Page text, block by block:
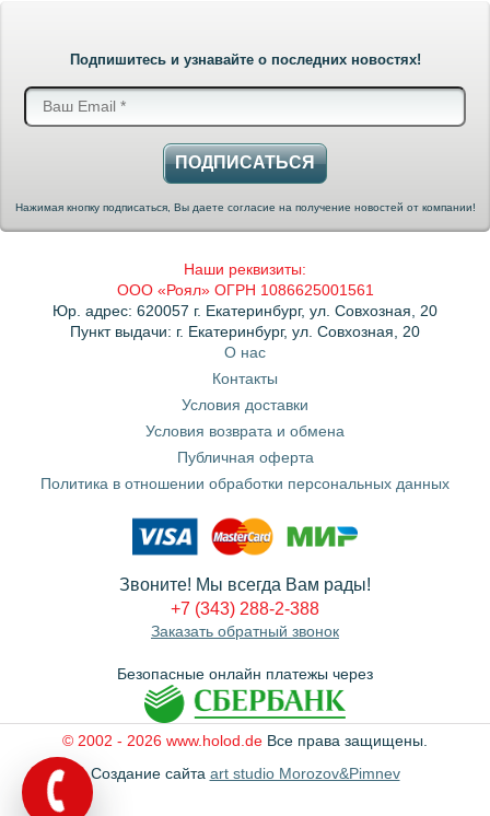
Подпишитесь и узнавайте о последних новостях!
ПОДПИСАТЬСЯ
Нажимая кнопку подписаться, Вы даете согласие на получение новостей от компании!
Наши реквизиты:
ООО «Роял» ОГРН 1086625001561
Юр. адрес: 620057 г. Екатеринбург, ул. Совхозная, 20
Пункт выдачи: г. Екатеринбург, ул. Совхозная, 20
О нас
Контакты
Условия доставки
Условия возврата и обмена
Публичная оферта
Политика в отношении обработки персональных данных
Звоните! Мы всегда Вам рады!
+7 (343) 288-2-388
Заказать обратный звонок
Безопасные онлайн платежы через
© 2002 - 2026 www.holod.de Все права защищены.
Создание сайта art studio Morozov&Pimnev